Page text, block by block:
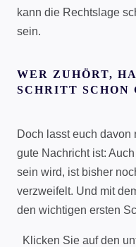
kann die Rechtslage
sein.
WER ZUHÖRT,
SCHRITT SCHON
Doch lasst euch
gute Nachricht ist:
sein wird, ist bisher
verzweifelt. Und mit
den wichtigen ersten
Klicken Sie auf den